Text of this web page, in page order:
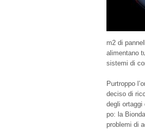
m2 di
alimentano
sistemi di
Purtroppo
deciso di
degli ortaggi
po: la
problemi di